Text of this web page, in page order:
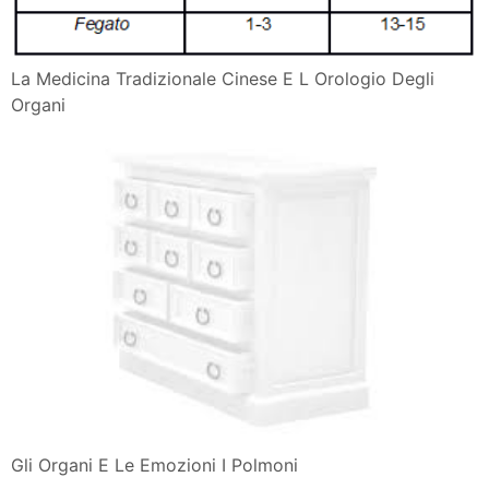
La Medicina Tradizionale Cinese E L Orologio Degli
Organi
Gli Organi E Le Emozioni I Polmoni